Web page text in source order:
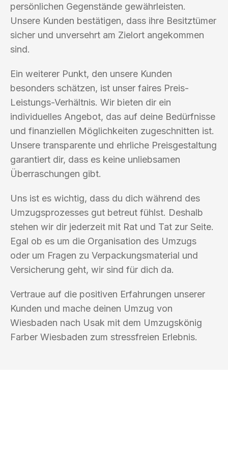
persönlichen Gegenstände gewährleisten.
Unsere Kunden bestätigen, dass ihre Besitztümer
sicher und unversehrt am Zielort angekommen
sind.
Ein weiterer Punkt, den unsere Kunden
besonders schätzen, ist unser faires Preis-
Leistungs-Verhältnis. Wir bieten dir ein
individuelles Angebot, das auf deine Bedürfnisse
und finanziellen Möglichkeiten zugeschnitten ist.
Unsere transparente und ehrliche Preisgestaltung
garantiert dir, dass es keine unliebsamen
Überraschungen gibt.
Uns ist es wichtig, dass du dich während des
Umzugsprozesses gut betreut fühlst. Deshalb
stehen wir dir jederzeit mit Rat und Tat zur Seite.
Egal ob es um die Organisation des Umzugs
oder um Fragen zu Verpackungsmaterial und
Versicherung geht, wir sind für dich da.
Vertraue auf die positiven Erfahrungen unserer
Kunden und mache deinen Umzug von
Wiesbaden nach Usak mit dem Umzugskönig
Farber Wiesbaden zum stressfreien Erlebnis.